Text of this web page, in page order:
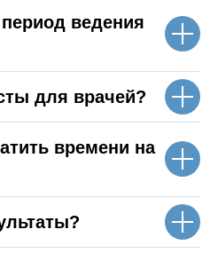
ведения
для врачей?
времени на